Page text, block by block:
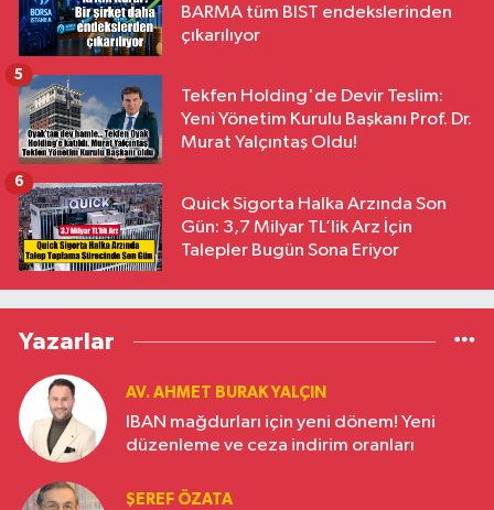
BARMA tüm BIST endekslerinden
çıkarılıyor
Tekfen Holding'de Devir Teslim:
Yeni Yönetim Kurulu Başkanı Prof. Dr.
Murat Yalçıntaş Oldu!
5
Quick Sigorta Halka Arzında Son
Gün: 3,7 Milyar TL’lik Arz İçin
Talepler Bugün Sona Eriyor
6
Yazarlar
AV. AHMET BURAK YALÇIN
IBAN mağdurları için yeni dönem! Yeni
düzenleme ve ceza indirim oranları
ŞEREF ÖZATA